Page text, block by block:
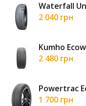
Waterfall
2 040 грн
Kumho
2 480 грн
Powertrac
1 700 грн